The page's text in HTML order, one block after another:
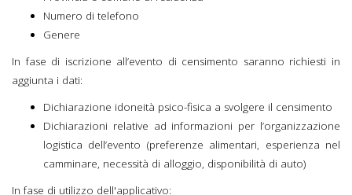
Numero di telefono
Genere
In fase di iscrizione all’evento di censimento saranno richiesti in
aggiunta i dati:
Dichiarazione idoneità psico-fisica a svolgere il censimento
Dichiarazioni relative ad informazioni per l’organizzazione
logistica dell’evento (preferenze alimentari, esperienza nel
camminare, necessità di alloggio, disponibilità di auto)
In fase di utilizzo dell'applicativo: